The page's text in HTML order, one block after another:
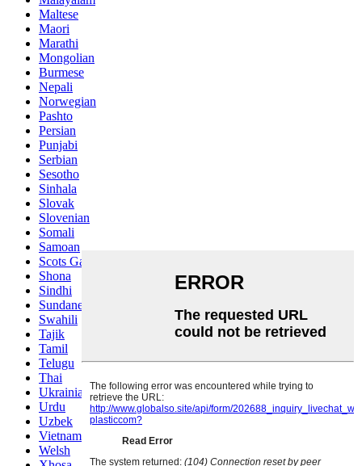
Maltese
Maori
Marathi
Mongolian
Burmese
Nepali
Norwegian
Pashto
Persian
Punjabi
Serbian
Sesotho
Sinhala
Slovak
Slovenian
Somali
Samoan
Scots Gaelic
Shona
Sindhi
Sundanese
Swahili
Tajik
Tamil
Telugu
Thai
Ukrainian
Urdu
Uzbek
Vietnamese
Welsh